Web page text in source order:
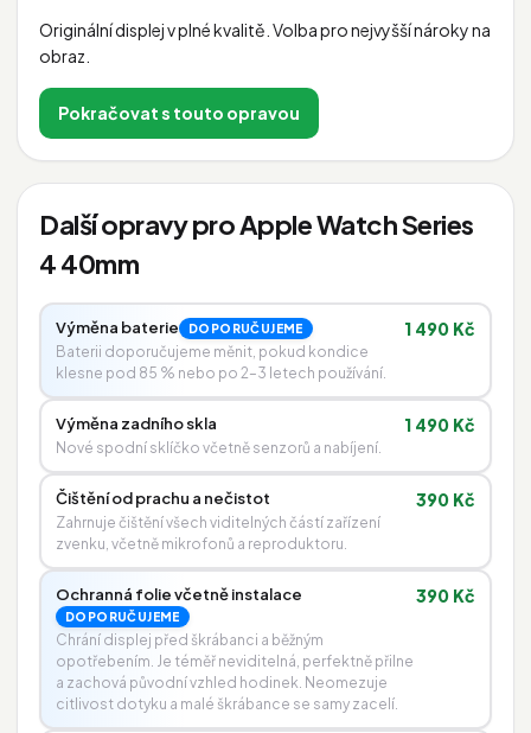
Originální displej v plné kvalitě. Volba pro nejvyšší nároky na
obraz.
Pokračovat s touto opravou
Další opravy pro Apple Watch Series
4 40mm
Výměna baterie DOPORUČUJEME
Baterii doporučujeme měnit, pokud kondice
klesne pod 85 % nebo po 2–3 letech používání.
1 490 Kč
Výměna zadního skla
Nové spodní sklíčko včetně senzorů a nabíjení.
1 490 Kč
Čištění od prachu a nečistot
Zahrnuje čištění všech viditelných částí zařízení
zvenku, včetně mikrofonů a reproduktoru.
390 Kč
Ochranná folie včetně instalace
DOPORUČUJEME
Chrání displej před škrábanci a běžným
opotřebením. Je téměř neviditelná, perfektně přilne
a zachová původní vzhled hodinek. Neomezuje
citlivost dotyku a malé škrábance se samy zacelí.
390 Kč